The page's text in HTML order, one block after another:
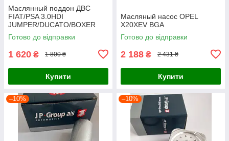
Маслянный поддон ДВС
FIAT/PSA 3.0HDI
JUMPER/DUCATO/BOXER
2006-2012 BGA
Готово до відправки
1 620 ₴ 1 800 ₴
Купити
Масляный насос OPEL
X20XEV BGA
Готово до відправки
2 188 ₴ 2 431 ₴
Купити
–10% –10%